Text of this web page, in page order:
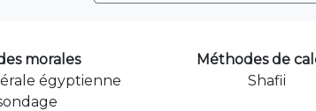
morales
égyptienne
Méthodes de
Shafii